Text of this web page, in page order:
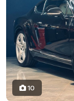
10